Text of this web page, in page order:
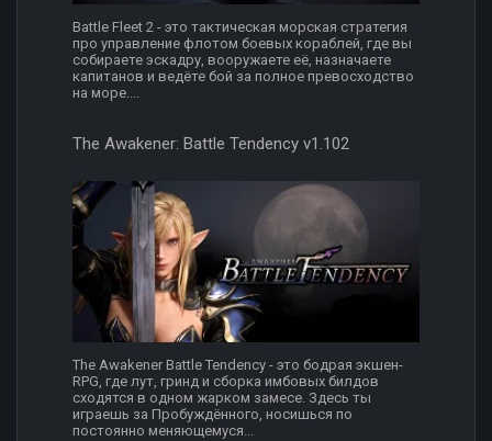
Battle Fleet 2 - это тактическая морская стратегия
про управление флотом боевых кораблей, где вы
собираете эскадру, вооружаете её, назначаете
капитанов и ведёте бой за полное превосходство
на море....
The Awakener: Battle Tendency v1.102
The Awakener Battle Tendency - это бодрая экшен-
RPG, где лут, гринд и сборка имбовых билдов
сходятся в одном жарком замесе. Здесь ты
играешь за Пробуждённого, носишься по
постоянно меняющемуся...